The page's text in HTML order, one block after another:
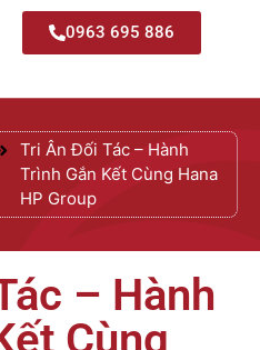
0963 695 886
Tri Ân Đối Tác – Hành
Trình Gắn Kết Cùng Hana
HP Group
– Hành
Cùng